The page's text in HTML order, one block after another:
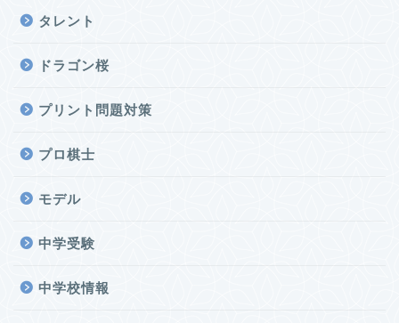
タレント
ドラゴン桜
プリント問題対策
プロ棋士
モデル
中学受験
中学校情報